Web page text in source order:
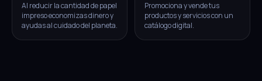
Al reducir la cantidad de papel
impreso economizas dinero y
ayudas al cuidado del planeta.
Promociona y vende tus
productos y servicios con un
catálogo digital.